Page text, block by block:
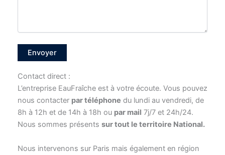
Contact direct :
L’entreprise EauFraîche est à votre écoute. Vous pouvez
nous contacter par téléphone du lundi au vendredi, de
8h à 12h et de 14h à 18h ou par mail 7j/7 et 24h/24.
Nous sommes présents sur tout le territoire National.
Nous intervenons sur Paris mais également en région